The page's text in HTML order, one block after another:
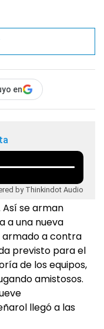
en
by Thinkindot Audio
se arman
a una nueva
armado a contra
previsto para el
de los equipos,
amistosos.
llegó a las